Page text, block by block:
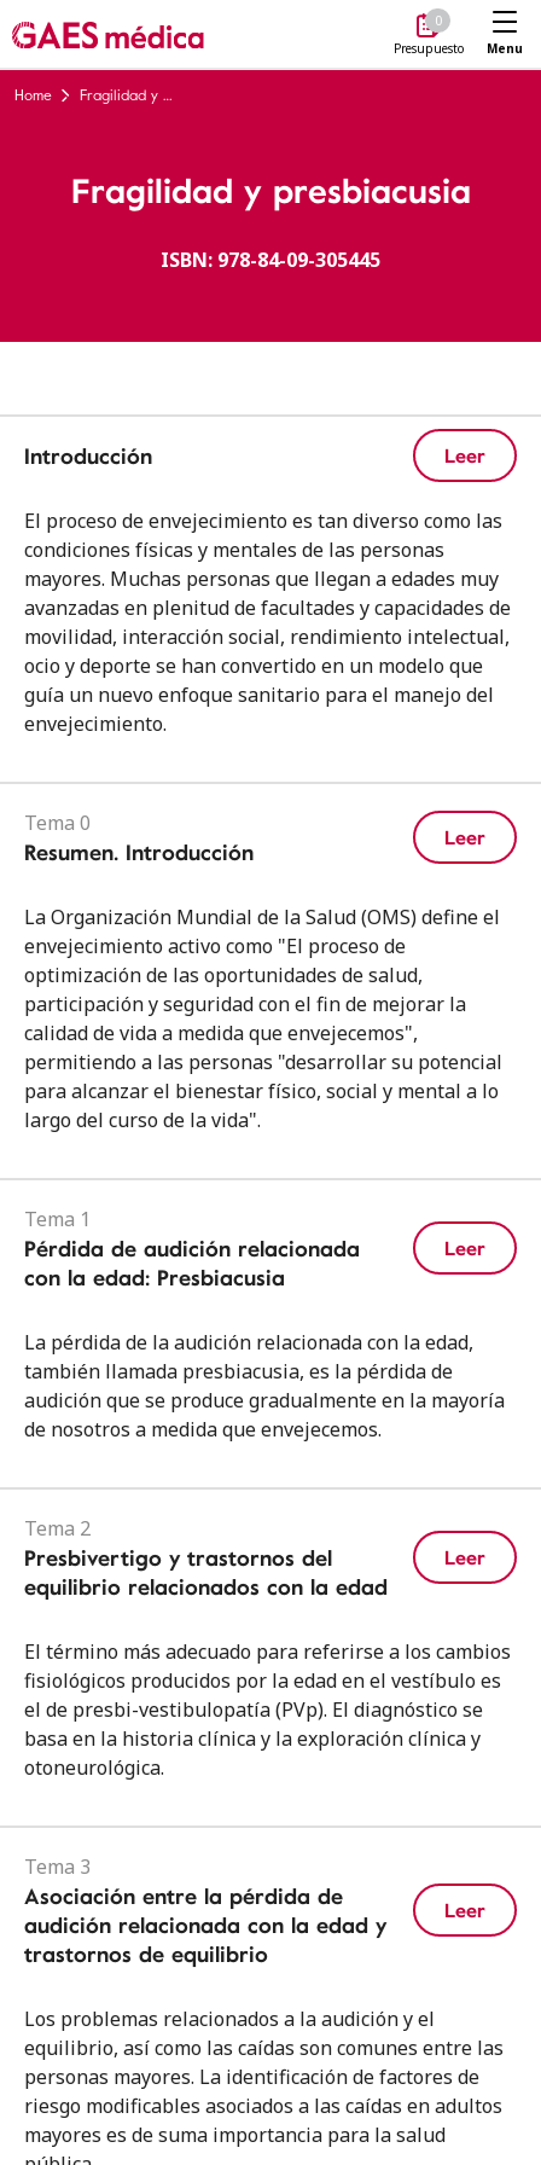
0
Presupuesto Menu
Home Fragilidad y presbiacusia
Fragilidad y presbiacusia
ISBN: 978-84-09-305445
Introducción Leer
El proceso de envejecimiento es tan diverso como las
condiciones físicas y mentales de las personas
mayores. Muchas personas que llegan a edades muy
avanzadas en plenitud de facultades y capacidades de
movilidad, interacción social, rendimiento intelectual,
ocio y deporte se han convertido en un modelo que
guía un nuevo enfoque sanitario para el manejo del
envejecimiento.
Tema 0
Resumen. Introducción Leer
La Organización Mundial de la Salud (OMS) define el
envejecimiento activo como "El proceso de
optimización de las oportunidades de salud,
participación y seguridad con el fin de mejorar la
calidad de vida a medida que envejecemos",
permitiendo a las personas "desarrollar su potencial
para alcanzar el bienestar físico, social y mental a lo
largo del curso de la vida".
Tema 1
Pérdida de audición relacionada
con la edad: Presbiacusia
Leer
La pérdida de la audición relacionada con la edad,
también llamada presbiacusia, es la pérdida de
audición que se produce gradualmente en la mayoría
de nosotros a medida que envejecemos.
Tema 2
Presbivertigo y trastornos del
equilibrio relacionados con la edad
Leer
El término más adecuado para referirse a los cambios
fisiológicos producidos por la edad en el vestíbulo es
el de presbi-vestibulopatía (PVp). El diagnóstico se
basa en la historia clínica y la exploración clínica y
otoneurológica.
Tema 3
Asociación entre la pérdida de
audición relacionada con la edad y
trastornos de equilibrio
Leer
Los problemas relacionados a la audición y el
equilibrio, así como las caídas son comunes entre las
personas mayores. La identificación de factores de
riesgo modificables asociados a las caídas en adultos
mayores es de suma importancia para la salud